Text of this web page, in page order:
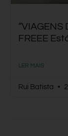
“VIAGENS
FREEE
LER MAIS
Rui Batista